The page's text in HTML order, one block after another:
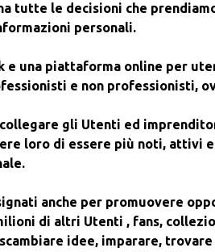
tutte le decisioni che
personali.
e una piattaforma online per
e non professionisti,
collegare gli Utenti ed
loro di essere più noti, attivi
anche per promuovere
di altri Utenti , fans,
idee, imparare,